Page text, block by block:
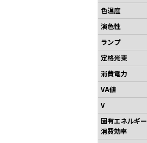
色温度
演色性
ランプ
定格光束
消費電力
VA値
V
固有エネルギー
消費効率